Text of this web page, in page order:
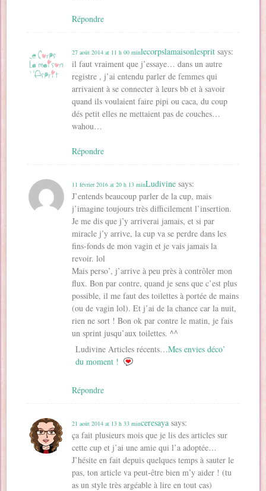
Répondre
lecorpslamaisonlesprit says:
27 août 2014 at 11 h 00 min
il faut vraiment que j’essaye… dans un autre
registre , j’ai entendu parler de femmes qui
arrivaient à se connecter à leurs bb et à savoir
quand ils voulaient faire pipi ou caca, du coup
dés petit elles ne mettaient pas de couches…
wahou…
Répondre
Ludivine says:
11 février 2016 at 20 h 13 min
J’entends beaucoup parler de la cup, mais
j’imagine toujours très difficilement l’insertion.
Je me dis que j’y arriverai jamais, et si par
miracle j’y arrive, la cup va se perdre dans les
fins-fonds de mon vagin et je vais jamais la
revoir. lol
Mais perso’, j’arrive à peu près à contrôler mon
flux. Bon par contre, quand je sens que c’est plus
possible, il me faut des toilettes à portée de mains
(ou de vagin lol). Et j’ai de la chance car la nuit,
rien ne sort ! Bon ok par contre le matin, je fais
un sprint jusqu’aux toilettes. ^^
Ludivine Articles récents…Mes envies déco’
du moment !
Répondre
ceresaya says:
21 août 2014 at 13 h 33 min
ça fait plusieurs mois que je lis des articles sur
cette cup et j’ai une amie qui l’a adoptée…
J’hésite en fait depuis quelques temps à sauter le
pas, ton article va peut-être bien m’y aider ! (tu
as un style très argéable à lire en tout cas)